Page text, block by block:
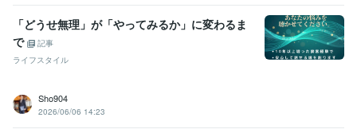
「どうせ無理」が「やってみるか」に変わるま
で
記事
ライフスタイル
Sho904
2026/06/06 14:23